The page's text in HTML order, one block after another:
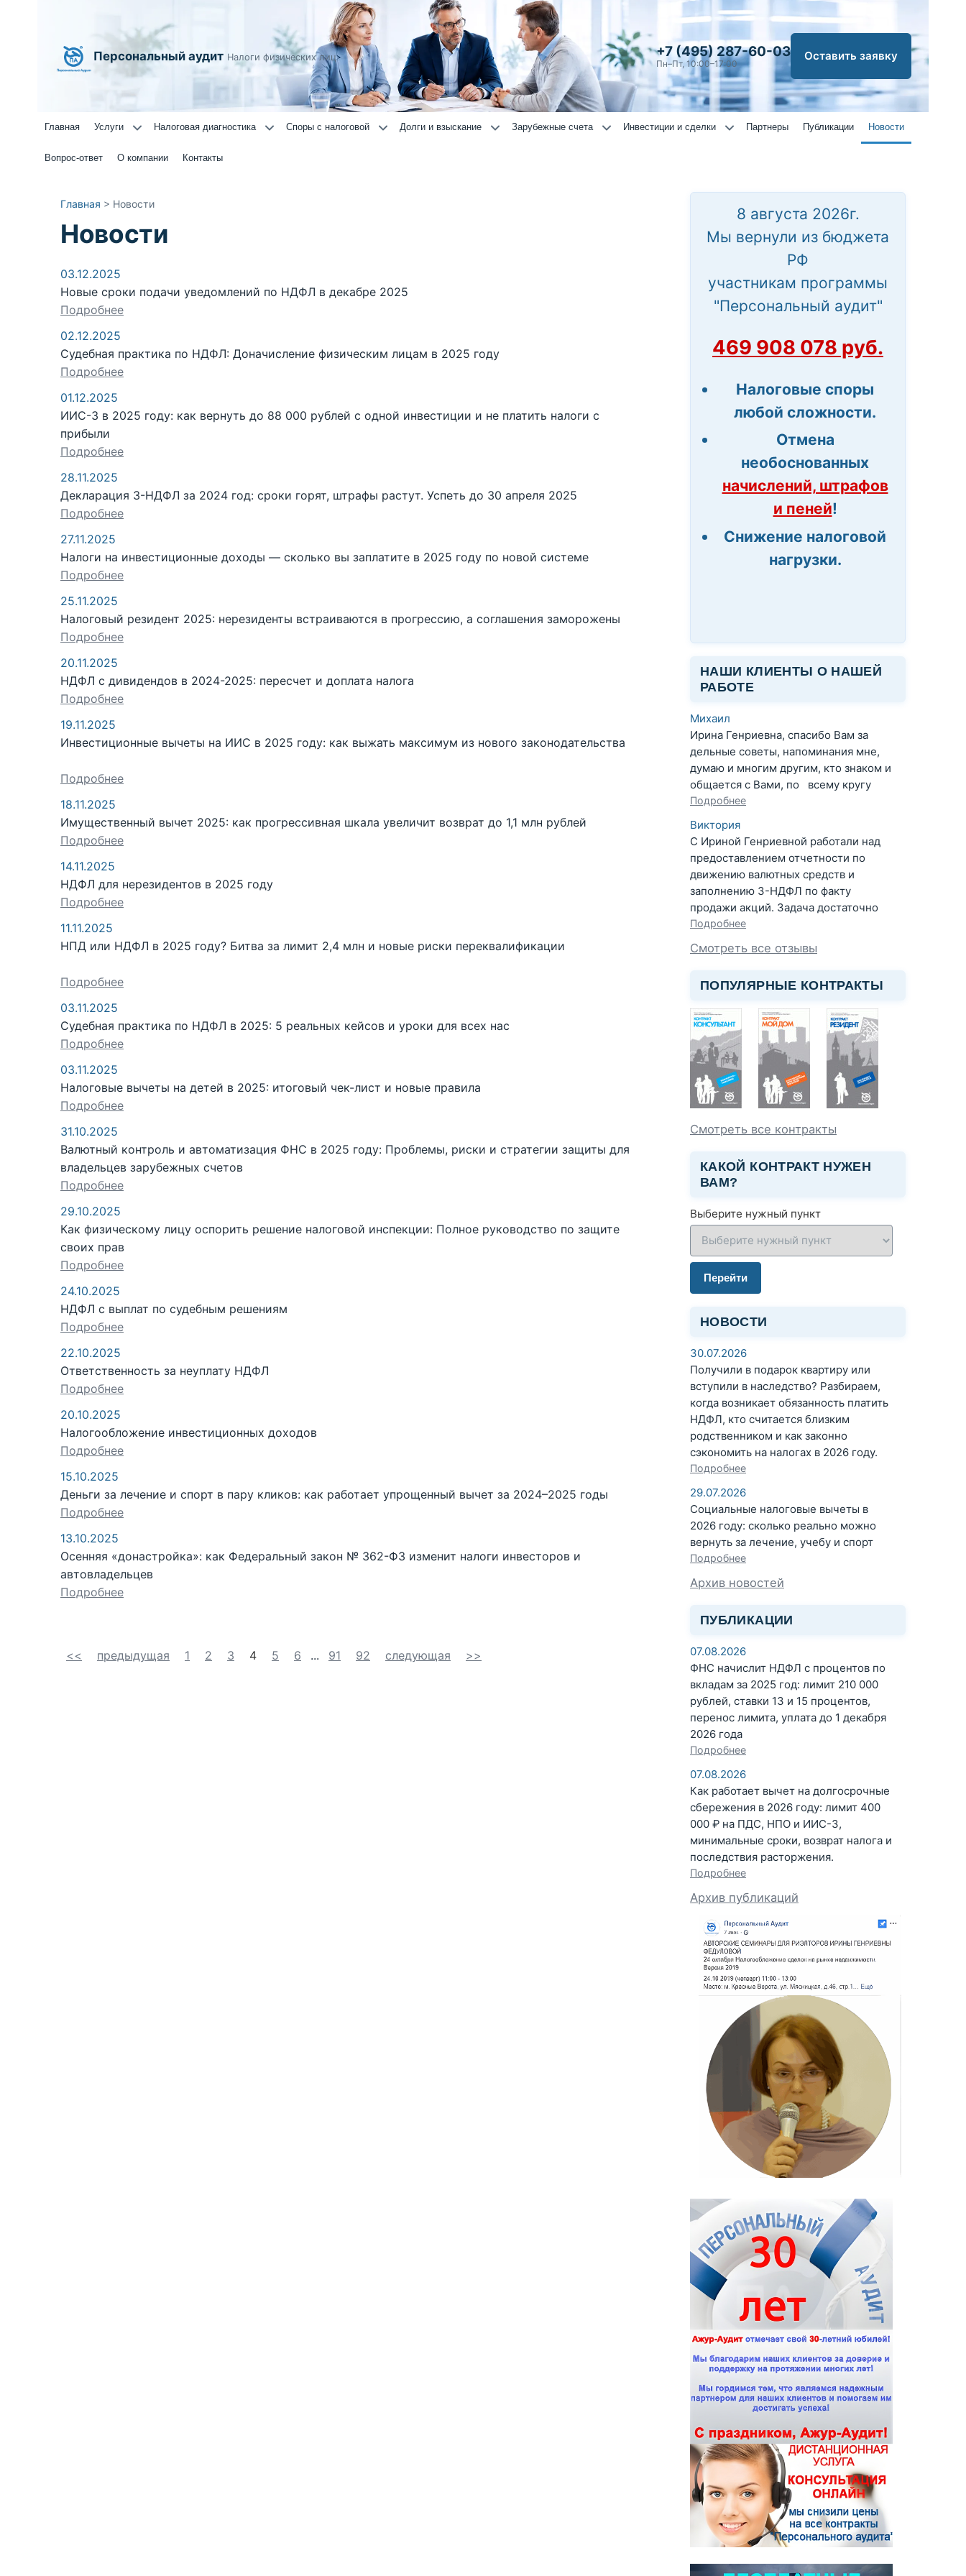
Персональный аудит Налоги физических лиц +7 (495) 287-60-03
Пн–Пт, 10:00–17:00
Оставить заявку
Главная Услуги Налоговая диагностика Споры с налоговой Долги и взыскание Зарубежные счета Инвестиции и сделки Партнеры Публикации Новости
Вопрос-ответ О компании Контакты
Главная > Новости
Новости
03.12.2025
Новые сроки подачи уведомлений по НДФЛ в декабре 2025
Подробнее
02.12.2025
Судебная практика по НДФЛ: Доначисление физическим лицам в 2025 году
Подробнее
01.12.2025
ИИС-3 в 2025 году: как вернуть до 88 000 рублей с одной инвестиции и не платить налоги с
прибыли
Подробнее
28.11.2025
Декларация 3-НДФЛ за 2024 год: сроки горят, штрафы растут. Успеть до 30 апреля 2025
Подробнее
27.11.2025
Налоги на инвестиционные доходы — сколько вы заплатите в 2025 году по новой системе
Подробнее
25.11.2025
Налоговый резидент 2025: нерезиденты встраиваются в прогрессию, а соглашения заморожены
Подробнее
20.11.2025
НДФЛ с дивидендов в 2024-2025: пересчет и доплата налога
Подробнее
19.11.2025
Инвестиционные вычеты на ИИС в 2025 году: как выжать максимум из нового законодательства
Подробнее
18.11.2025
Имущественный вычет 2025: как прогрессивная шкала увеличит возврат до 1,1 млн рублей
Подробнее
14.11.2025
НДФЛ для нерезидентов в 2025 году
Подробнее
11.11.2025
НПД или НДФЛ в 2025 году? Битва за лимит 2,4 млн и новые риски переквалификации
Подробнее
03.11.2025
Судебная практика по НДФЛ в 2025: 5 реальных кейсов и уроки для всех нас
Подробнее
03.11.2025
Налоговые вычеты на детей в 2025: итоговый чек-лист и новые правила
Подробнее
31.10.2025
Валютный контроль и автоматизация ФНС в 2025 году: Проблемы, риски и стратегии защиты для
владельцев зарубежных счетов
Подробнее
29.10.2025
Как физическому лицу оспорить решение налоговой инспекции: Полное руководство по защите
своих прав
Подробнее
24.10.2025
НДФЛ с выплат по судебным решениям
Подробнее
22.10.2025
Ответственность за неуплату НДФЛ
Подробнее
20.10.2025
Налогообложение инвестиционных доходов
Подробнее
15.10.2025
Деньги за лечение и спорт в пару кликов: как работает упрощенный вычет за 2024–2025 годы
Подробнее
13.10.2025
Осенняя «донастройка»: как Федеральный закон № 362-ФЗ изменит налоги инвесторов и
автовладельцев
Подробнее
<< предыдущая 1 2 3 4 5 6 ... 91 92 следующая >>
8 августа 2026г.
Мы вернули из бюджета
РФ
участникам программы
"Персональный аудит"
469 908 078 руб.
Налоговые споры
любой сложности.
Отмена
необоснованных
начислений, штрафов
и пеней!
Снижение налоговой
нагрузки.
НАШИ КЛИЕНТЫ О НАШЕЙ
РАБОТЕ
Михаил
Ирина Генриевна, спасибо Вам за
дельные советы, напоминания мне,
думаю и многим другим, кто знаком и
общается с Вами, по всему кругу
Подробнее
Виктория
С Ириной Генриевной работали над
предоставлением отчетности по
движению валютных средств и
заполнению 3-НДФЛ по факту
продажи акций. Задача достаточно
Подробнее
Смотреть все отзывы
ПОПУЛЯРНЫЕ КОНТРАКТЫ
Смотреть все контракты
КАКОЙ КОНТРАКТ НУЖЕН
ВАМ?
Выберите нужный пункт
Перейти
НОВОСТИ
30.07.2026
Получили в подарок квартиру или
вступили в наследство? Разбираем,
когда возникает обязанность платить
НДФЛ, кто считается близким
родственником и как законно
сэкономить на налогах в 2026 году.
Подробнее
29.07.2026
Социальные налоговые вычеты в
2026 году: сколько реально можно
вернуть за лечение, учебу и спорт
Подробнее
Архив новостей
ПУБЛИКАЦИИ
07.08.2026
ФНС начислит НДФЛ с процентов по
вкладам за 2025 год: лимит 210 000
рублей, ставки 13 и 15 процентов,
перенос лимита, уплата до 1 декабря
2026 года
Подробнее
07.08.2026
Как работает вычет на долгосрочные
сбережения в 2026 году: лимит 400
000 ₽ на ПДС, НПО и ИИС-3,
минимальные сроки, возврат налога и
последствия расторжения.
Подробнее
Архив публикаций